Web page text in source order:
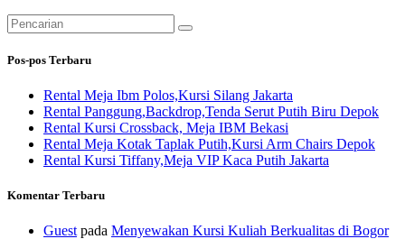
Pencarian
untuk:
Pos-pos Terbaru
Rental Meja Ibm Polos,Kursi Silang Jakarta
Rental Panggung,Backdrop,Tenda Serut Putih Biru Depok
Rental Kursi Crossback, Meja IBM Bekasi
Rental Meja Kotak Taplak Putih,Kursi Arm Chairs Depok
Rental Kursi Tiffany,Meja VIP Kaca Putih Jakarta
Komentar Terbaru
Guest pada Menyewakan Kursi Kuliah Berkualitas di Bogor